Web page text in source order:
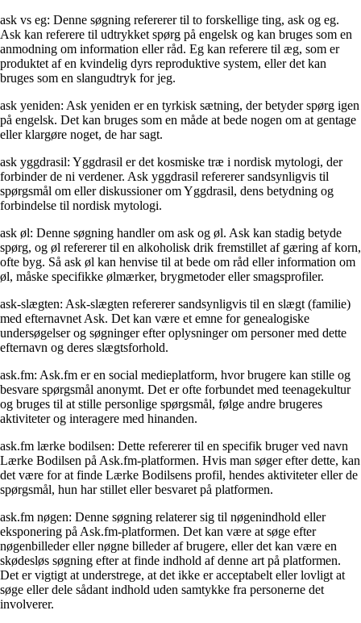
ask vs eg: Denne søgning refererer til to forskellige ting, ask og eg.
Ask kan referere til udtrykket spørg på engelsk og kan bruges som en
anmodning om information eller råd. Eg kan referere til æg, som er
produktet af en kvindelig dyrs reproduktive system, eller det kan
bruges som en slangudtryk for jeg.
ask yeniden: Ask yeniden er en tyrkisk sætning, der betyder spørg igen
på engelsk. Det kan bruges som en måde at bede nogen om at gentage
eller klargøre noget, de har sagt.
ask yggdrasil: Yggdrasil er det kosmiske træ i nordisk mytologi, der
forbinder de ni verdener. Ask yggdrasil refererer sandsynligvis til
spørgsmål om eller diskussioner om Yggdrasil, dens betydning og
forbindelse til nordisk mytologi.
ask øl: Denne søgning handler om ask og øl. Ask kan stadig betyde
spørg, og øl refererer til en alkoholisk drik fremstillet af gæring af korn,
ofte byg. Så ask øl kan henvise til at bede om råd eller information om
øl, måske specifikke ølmærker, brygmetoder eller smagsprofiler.
ask-slægten: Ask-slægten refererer sandsynligvis til en slægt (familie)
med efternavnet Ask. Det kan være et emne for genealogiske
undersøgelser og søgninger efter oplysninger om personer med dette
efternavn og deres slægtsforhold.
ask.fm: Ask.fm er en social medieplatform, hvor brugere kan stille og
besvare spørgsmål anonymt. Det er ofte forbundet med teenagekultur
og bruges til at stille personlige spørgsmål, følge andre brugeres
aktiviteter og interagere med hinanden.
ask.fm lærke bodilsen: Dette refererer til en specifik bruger ved navn
Lærke Bodilsen på Ask.fm-platformen. Hvis man søger efter dette, kan
det være for at finde Lærke Bodilsens profil, hendes aktiviteter eller de
spørgsmål, hun har stillet eller besvaret på platformen.
ask.fm nøgen: Denne søgning relaterer sig til nøgenindhold eller
eksponering på Ask.fm-platformen. Det kan være at søge efter
nøgenbilleder eller nøgne billeder af brugere, eller det kan være en
skødesløs søgning efter at finde indhold af denne art på platformen.
Det er vigtigt at understrege, at det ikke er acceptabelt eller lovligt at
søge eller dele sådant indhold uden samtykke fra personerne det
involverer.